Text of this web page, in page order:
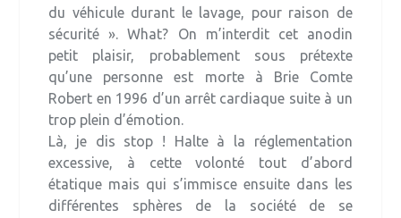
du véhicule durant le lavage, pour raison de
sécurité ». What? On m’interdit cet anodin
petit plaisir, probablement sous prétexte
qu’une personne est morte à Brie Comte
Robert en 1996 d’un arrêt cardiaque suite à un
trop plein d’émotion.
Là, je dis stop ! Halte à la réglementation
excessive, à cette volonté tout d’abord
étatique mais qui s’immisce ensuite dans les
différentes sphères de la société de se